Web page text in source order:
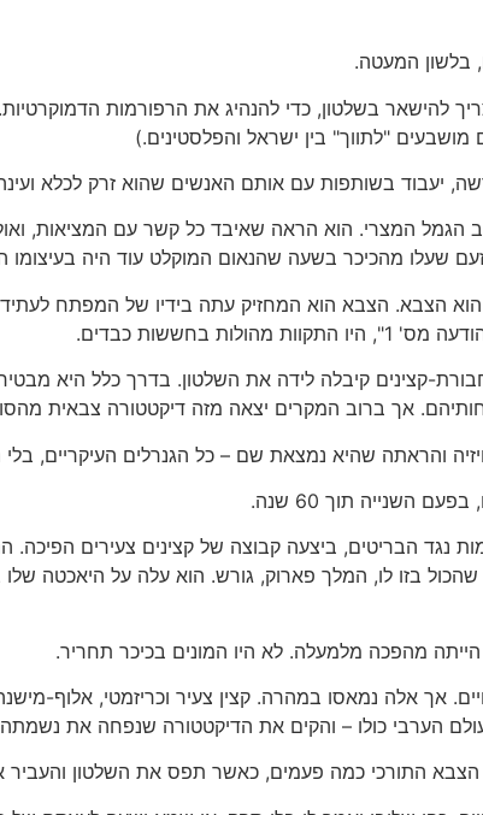
בלשון המעטה.
להישאר בשלטון, כדי להנהיג את הרפורמות
"לתווך" בין ישראל והפלסטינים.)
יעבוד בשותפות עם אותם האנשים שהוא זרק לכלא
המצרי. הוא הראה שאיבד כל קשר עם המציאות,
שעלו מהכיכר בשעה שהנאום המוקלט עוד היה בעיצומו
הצבא. הצבא הוא המחזיק עתה בידיו של המפתח
בחששות כבדים.
הוא אומר שחבורת-קצינים קיבלה לידה את השלטון. בדרך כלל
אך ברוב המקרים יצאה מזה דיקטטורה צבאית
והראתה שהיא נמצאת שם – כל הגנרלים העיקריים, בלי
תוך 60 שנה.
בזו לו, המלך פארוק, גורש. הוא עלה על היאכטה
מהפכה מלמעלה. לא היו המונים בכיכר תחריר.
אך אלה נמאסו במהרה. קצין צעיר וכריזמטי, אלוף-
הערבי כולו – והקים את הדיקטטורה שנפחה את
התורכי כמה פעמים, כאשר תפס את השלטון והעביר